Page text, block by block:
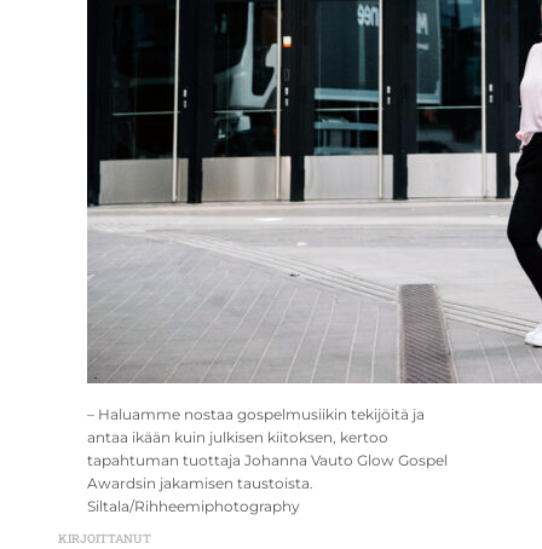
– Haluamme nostaa gospelmusiikin tekijöitä ja
antaa ikään kuin julkisen kiitoksen, kertoo
tapahtuman tuottaja Johanna Vauto Glow Gospel
Awardsin jakamisen taustoista.
Siltala/Rihheemiphotography
KIRJOITTANUT